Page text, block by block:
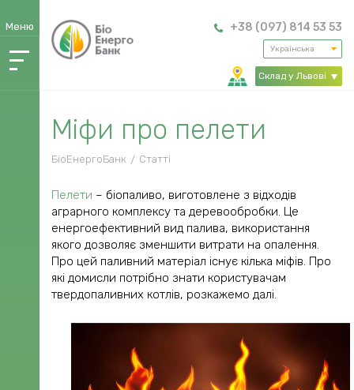
Меню
Про
Розрахунок
вартості
Послуга
“Зберігання”
Оплата
Обмін і
повернення
Контакти
+38 (097) 814 53 53
Українська
Склад у Львові
Міфи про пелети
БіоЕнергоБанк Статті
Пелети – біопаливо, виготовлене з відходів
аграрного комплексу та деревообробки. Це
енергоефективний вид палива, використання
якого дозволяє зменшити витрати на опалення.
Про цей паливний матеріал існує кілька міфів. Про
які домисли потрібно знати користувачам
твердопаливних котлів, розкажемо далі.